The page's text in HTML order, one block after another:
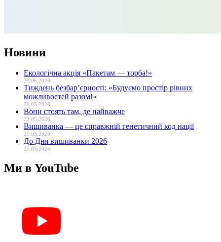
Новини
Екологічна акція «Пакетам — торба!»
29.06.2026
Тиждень безбар’єрності: «Будуємо простір рівних
можливостей разом!»
29.05.2026
Вони стоять там, де найважче
23.05.2026
Вишиванка — це справжній генетичний код нації
21.05.2026
До Дня вишиванки 2026
21.05.2026
Ми в YouTube